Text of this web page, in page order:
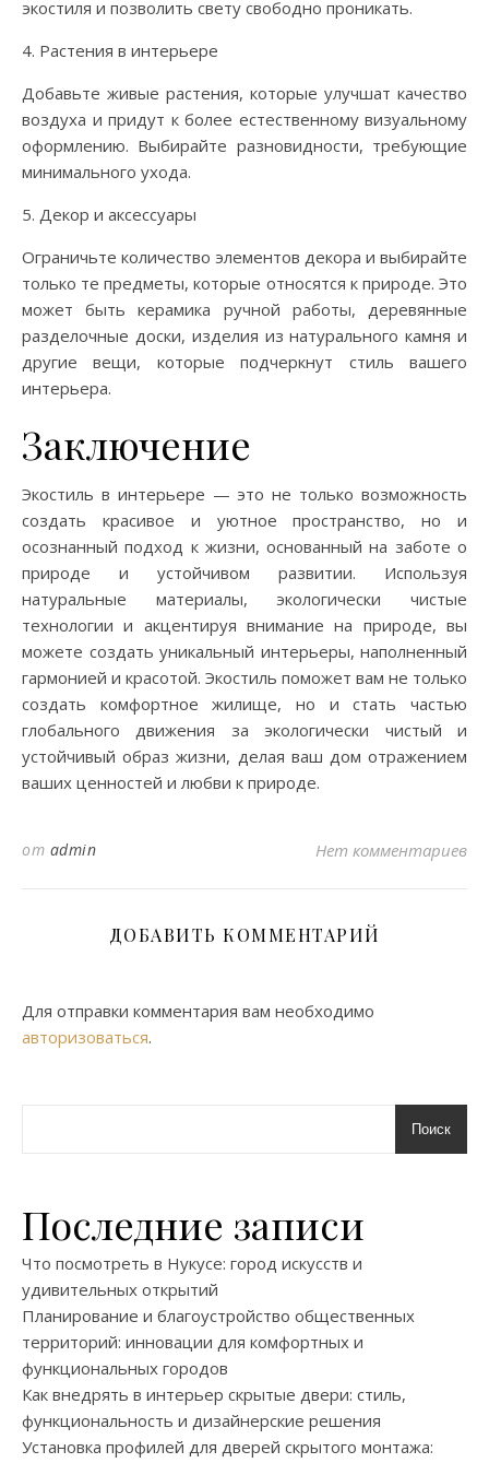
экостиля и позволить свету свободно проникать.
4. Растения в интерьере
Добавьте живые растения, которые улучшат качество
воздуха и придут к более естественному визуальному
оформлению. Выбирайте разновидности, требующие
минимального ухода.
5. Декор и аксессуары
Ограничьте количество элементов декора и выбирайте
только те предметы, которые относятся к природе. Это
может быть керамика ручной работы, деревянные
разделочные доски, изделия из натурального камня и
другие вещи, которые подчеркнут стиль вашего
интерьера.
Заключение
Экостиль в интерьере — это не только возможность
создать красивое и уютное пространство, но и
осознанный подход к жизни, основанный на заботе о
природе и устойчивом развитии. Используя
натуральные материалы, экологически чистые
технологии и акцентируя внимание на природе, вы
можете создать уникальный интерьеры, наполненный
гармонией и красотой. Экостиль поможет вам не только
создать комфортное жилище, но и стать частью
глобального движения за экологически чистый и
устойчивый образ жизни, делая ваш дом отражением
ваших ценностей и любви к природе.
от admin Нет комментариев
ДОБАВИТЬ КОММЕНТАРИЙ
Для отправки комментария вам необходимо
авторизоваться.
Поиск
Последние записи
Что посмотреть в Нукусе: город искусств и
удивительных открытий
Планирование и благоустройство общественных
территорий: инновации для комфортных и
функциональных городов
Как внедрять в интерьер скрытые двери: стиль,
функциональность и дизайнерские решения
Установка профилей для дверей скрытого монтажа: